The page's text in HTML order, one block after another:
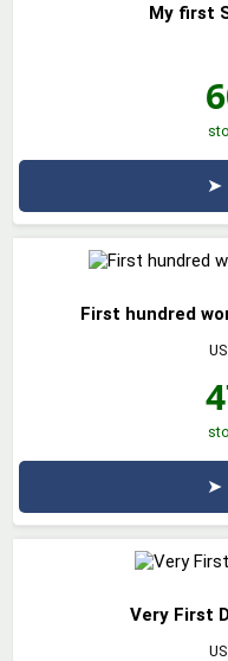
My first
➤
First hundred
➤
Very First